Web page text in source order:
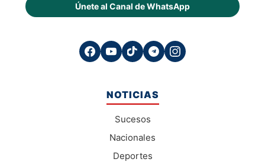
Únete al Canal de WhatsApp
NOTICIAS
Sucesos
Nacionales
Deportes